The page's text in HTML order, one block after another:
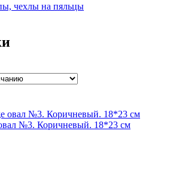
чехлы на пяльцы
№3. Коричневый. 18*23 см